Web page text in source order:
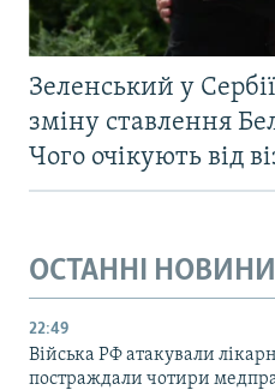
Зеленський у
зміну ставлення
Чого очікують від
ОСТАННІ НОВИНИ
22:49
Війська РФ атакували
постраждали чотири